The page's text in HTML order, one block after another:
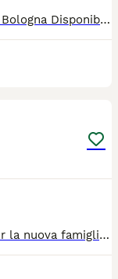
Splendidi cuccioli Scottish disponibili – Bologna Disponibili splendidi cuccioli di Scottish, cresciuti in ambiente familiare con tanto amore e attenzione. I cuccioli nati il 21 aprile 2026, saranno ceduti solo dopo il compimento dell'età minima prevista dalla normativa, con: sverminazione effettuata; vaccinazioni in regola per l'età; visita veterinaria; libretto sanitario. Sono abituati al contatto con le persone, affettuosi, equilibrati e perfettamente socializzati. I genitori sono visibili e vengono allevati con cura. Su richiesta è possibile ricevere ulteriori foto e video dei cuccioli e dei genitori. È possibile venire a conoscerli senza impegno a Bologna. Per informazioni, foto, video o per fissare una visita, contattatemi in privato.
Dolcissimi gattini Scottish disponibili per la nuova famiglia, sono molto adorabili e giocherellone , usano la lettiera e mangiano da soli, amano tantissimo stare nella compagnia delle persone,